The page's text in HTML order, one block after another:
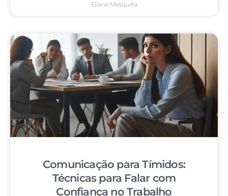
Eliane Mesquita
Comunicação para Tímidos:
Técnicas para Falar com
Confiança no Trabalho